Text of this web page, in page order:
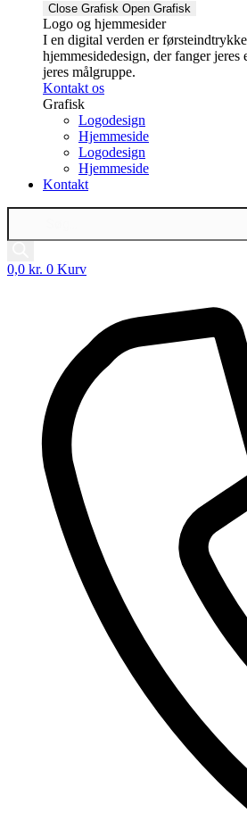
Close Grafisk Open Grafisk
Logo og hjemmesider
I en digital verden er
hjemmesidedesign, der fanger jeres
jeres målgruppe.
Kontakt os
Grafisk
Logodesign
Hjemmeside
Logodesign
Hjemmeside
Kontakt
Products
0,0 kr. 0 Kurv